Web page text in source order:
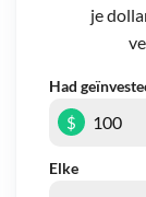
je
Had
Elke
$